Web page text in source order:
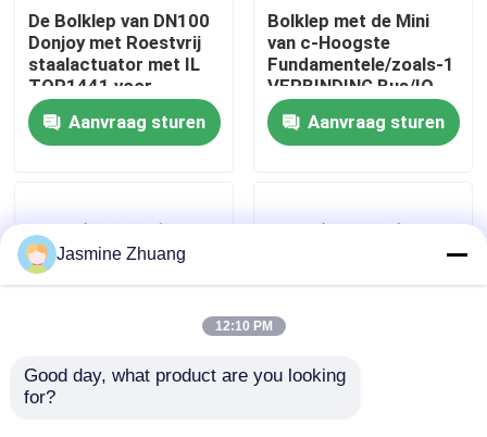
Over ons
Fabriekstocht
Kwaliteitscontrole
NEEM CONTACT MET ONS OP
Nieuws
De Bolklep van DN100
Donjoy met Roestvrij
staalactuator met IL
TOP1441 voor
Voedsel
Aanvraag sturen
Bolklep met de Mini
van c-Hoogste
Fundamentele/zoals-1
VERBINDING Bus/IO
Aanvraag sturen
1/2" - 3" Directe weg
Jasmine Zhuang
12:10 PM
Good day, what product are you looking
for?